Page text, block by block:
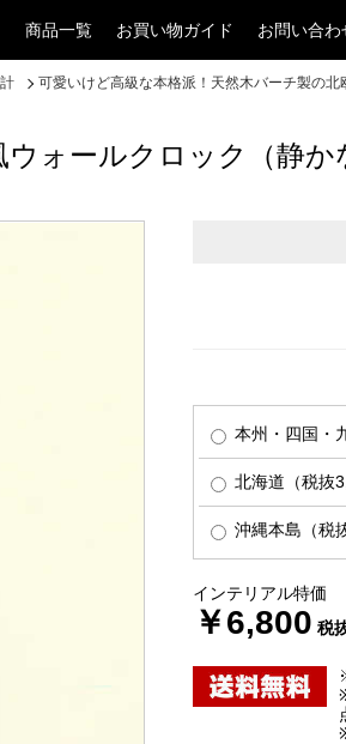
商品一覧 お買い物ガイド お問い合わ
可愛いけど高級な本格派！天然木バーチ製の北
ォールクロック（静か
本州・四国・
北海道（税抜
沖縄本島（税
インテリアル特価
￥6,800 税